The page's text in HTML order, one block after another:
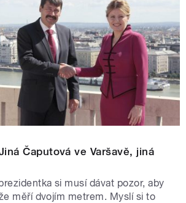
Čaputová ve Varšavě, jiná
si musí dávat pozor, aby
měří dvojím metrem. Myslí si to